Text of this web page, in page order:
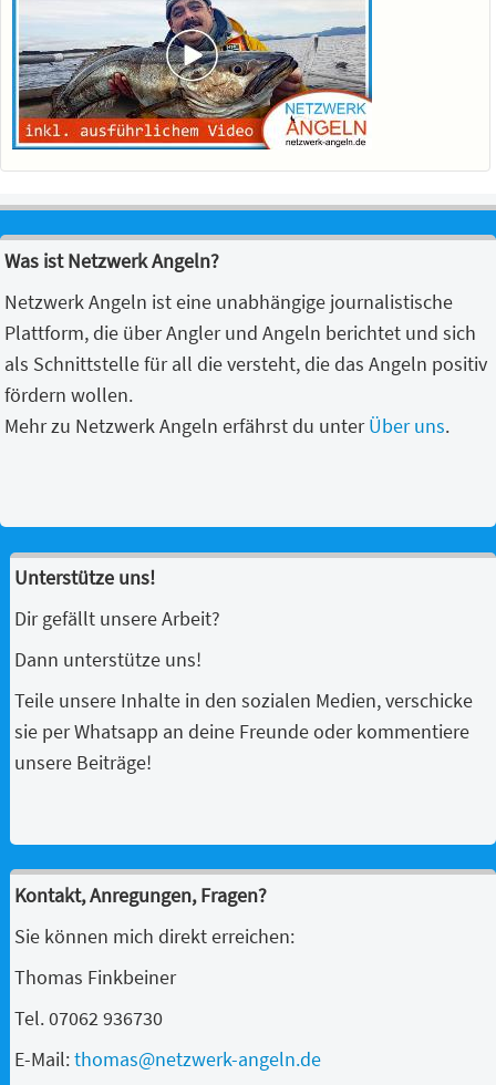
Was ist Netzwerk Angeln?
Netzwerk Angeln ist eine unabhängige journalistische
Plattform, die über Angler und Angeln berichtet und sich
als Schnittstelle für all die versteht, die das Angeln positiv
fördern wollen.
Mehr zu Netzwerk Angeln erfährst du unterÜber uns.
Unterstütze uns!
Dir gefällt unsere Arbeit?
Dann unterstütze uns!
Teile unsere Inhalte in den sozialen Medien, verschicke
sie per Whatsapp an deine Freunde oder kommentiere
unsere Beiträge!
Kontakt, Anregungen, Fragen?
Sie können mich direkt erreichen:
Thomas Finkbeiner
Tel. 07062 936730
E-Mail:thomas@netzwerk-angeln.de